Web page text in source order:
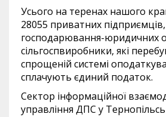
Усього на теренах нашого
28055 приватних підприємців,
господарювання-юридичних
сільгоспвиробники, які
спрощеній системі
сплачують єдиний податок.
Сектор інформаційної
управління ДПС у